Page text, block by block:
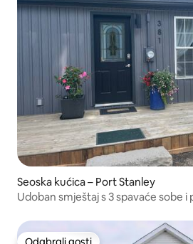
Seoska kućica – Port Stanley
Udoban smještaj s 3 spavaće sobe